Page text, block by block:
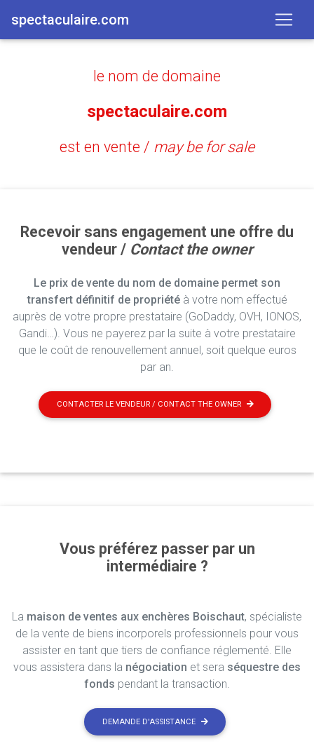
spectaculaire.com
le nom de domaine
spectaculaire.com
est en vente / may be for sale
Recevoir sans engagement une offre du
vendeur / Contact the owner
Le prix de vente du nom de domaine permet son
transfert définitif de propriétéà votre nom effectué
auprès de votre propre prestataire (GoDaddy, OVH, IONOS,
Gandi…). Vous ne payerez par la suite à votre prestataire
que le coût de renouvellement annuel, soit quelque euros
par an.
CONTACTER LE VENDEUR / CONTACT THE OWNER
Vous préférez passer par un
intermédiaire ?
La maison de ventes aux enchères Boischaut, spécialiste
de la vente de biens incorporels professionnels pour vous
assister en tant que tiers de confiance réglementé. Elle
vous assistera dans la négociation et sera séquestre des
fonds pendant la transaction.
DEMANDE D'ASSISTANCE